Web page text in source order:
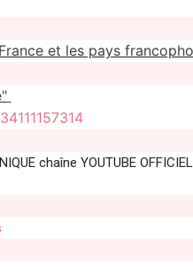
et les pays
chaîne YOUTUBE